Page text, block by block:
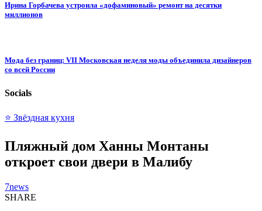
Ирина Горбачева устроила «дофаминовый» ремонт на десятки
миллионов
Мода без границ: VII Московская неделя моды объединила дизайнеров
со всей России
Socials
⭐ Звёздная кухня
Пляжный дом Ханны Монтаны
откроет свои двери в Малибу
7news
SHARE